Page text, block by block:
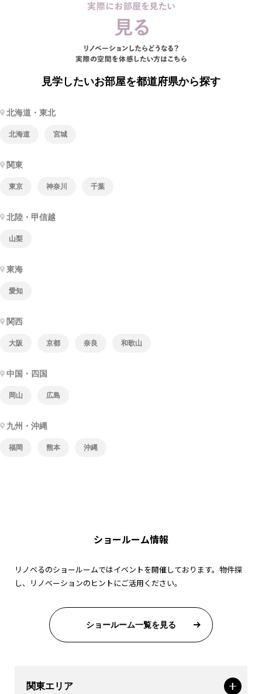
見学したいお部屋を都道府県から探す
北海道・東北
北海道 宮城
関東
東京 神奈川 千葉
北陸・甲信越
山梨
東海
愛知
関西
大阪 京都 奈良 和歌山
中国・四国
岡山 広島
九州・沖縄
福岡 熊本 沖縄
ショールーム情報
リノベるのショールームではイベントを開催しております。物件探
し、リノベーションのヒントにご活用ください。
ショールーム一覧を見る
関東エリア